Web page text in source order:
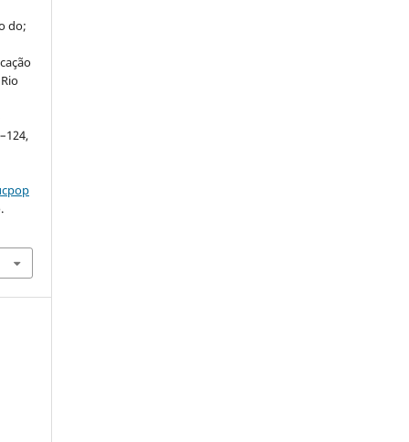
do;